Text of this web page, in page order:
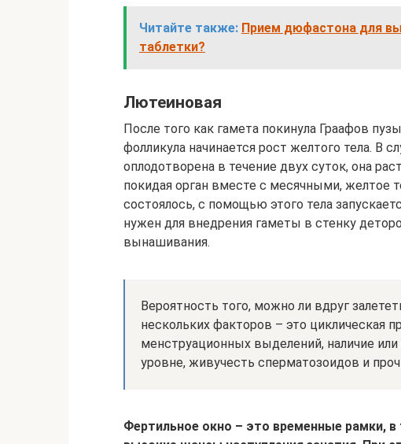
Читайте также: Прием дюфастона для
таблетки?
Лютеиновая
После того как гамета покинула Граафов
фолликула начинается рост желтого тела. В
оплодотворена в течение двух суток, она
покидая орган вместе с месячными, желтое
состоялось, с помощью этого тела
нужен для внедрения гаметы в стенку
вынашивания.
Вероятность того, можно ли вдруг
нескольких факторов – это циклическая
менструационных выделений, наличие
уровне, живучесть сперматозоидов и
Фертильное окно – это временные рамки,